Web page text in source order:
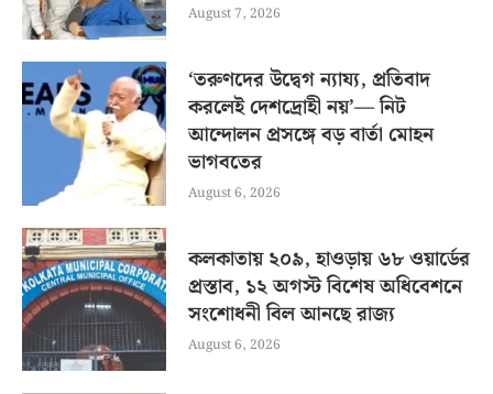
August 7, 2026
‘তরুণদের উদ্বেগ ন্যায্য, প্রতিবাদ
করলেই দেশদ্রোহী নয়’— নিট
আন্দোলন প্রসঙ্গে বড় বার্তা মোহন
ভাগবতের
August 6, 2026
কলকাতায় ২০৯, হাওড়ায় ৬৮ ওয়ার্ডের
প্রস্তাব, ১২ অগস্ট বিশেষ অধিবেশনে
সংশোধনী বিল আনছে রাজ্য
August 6, 2026